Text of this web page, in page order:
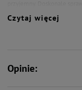
powietrzem, dzięki czemu
Czytaj więcej
Opinie: